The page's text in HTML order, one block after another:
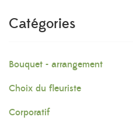
Catégories
Bouquet - arrangement
Choix du fleuriste
Corporatif